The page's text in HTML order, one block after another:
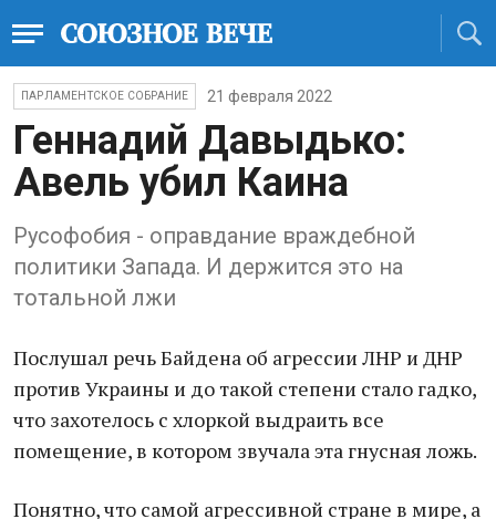
ПАРЛАМЕНТСКОЕ СОБРАНИЕ 21 февраля 2022
Геннадий Давыдько:
Авель убил Каина
Русофобия - оправдание враждебной
политики Запада. И держится это на
тотальной лжи
Послушал речь Байдена об агрессии ЛНР и ДНР
против Украины и до такой степени стало гадко,
что захотелось с хлоркой выдраить все
помещение, в котором звучала эта гнусная ложь.
Понятно, что самой агрессивной стране в мире, а